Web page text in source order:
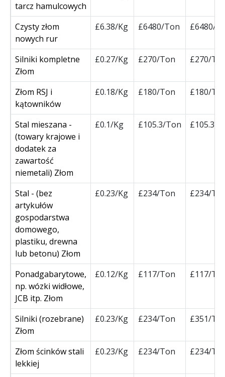
tarcz hamulcowych
Czysty złom
nowych rur
£6.38/Kg £6480/Ton £6480/
Silniki kompletne
Złom
£0.27/Kg £270/Ton £270/
Złom RSJ i
kątowników
£0.18/Kg £180/Ton £180/
Stal mieszana -
(towary krajowe i
dodatek za
zawartość
niemetali) Złom
£0.1/Kg £105.3/Ton £105.3/
Stal - (bez
artykułów
gospodarstwa
domowego,
plastiku, drewna
lub betonu) Złom
£0.23/Kg £234/Ton £234/
Ponadgabarytowe,
np. wózki widłowe,
JCB itp. Złom
£0.12/Kg £117/Ton £117/
Silniki (rozebrane)
Złom
£0.23/Kg £234/Ton £351/
Złom ścinków stali
lekkiej
£0.23/Kg £234/Ton £234/